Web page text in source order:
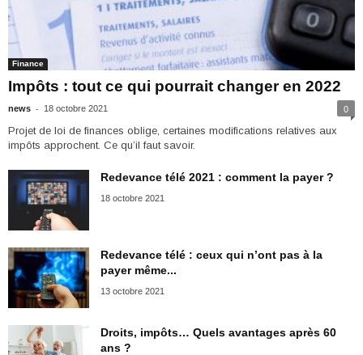
Finance
Impôts : tout ce qui pourrait changer en 2022
news - 18 octobre 2021 0
Projet de loi de finances oblige, certaines modifications relatives aux
impôts approchent. Ce qu’il faut savoir.
Redevance télé 2021 : comment la payer ?
18 octobre 2021
Redevance télé : ceux qui n’ont pas à la
payer même...
13 octobre 2021
Droits, impôts… Quels avantages après 60
ans ?